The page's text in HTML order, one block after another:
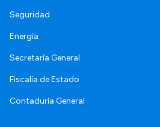
Seguridad
Energía
Secretaría General
Fiscalía de Estado
Contaduría General